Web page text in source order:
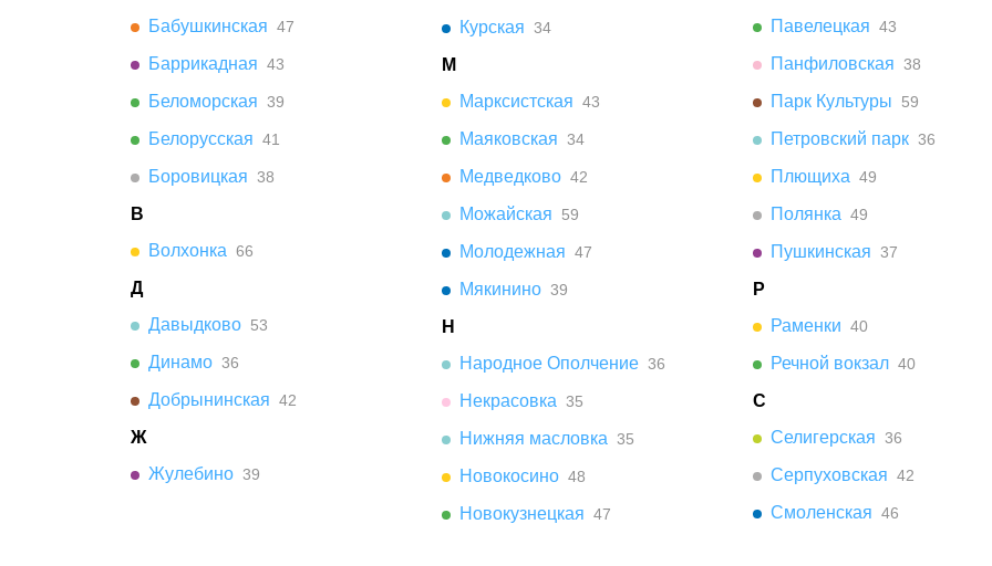
Бабушкинская 47
Баррикадная 43
Беломорская 39
Белорусская 41
Боровицкая 38
В
Волхонка 66
Д
Давыдково 53
Динамо 36
Добрынинская 42
Ж
Жулебино 39
Курская 34
М
Марксистская 43
Маяковская 34
Медведково 42
Можайская 59
Молодежная 47
Мякинино 39
Н
Народное Ополчение 36
Некрасовка 35
Нижняя масловка 35
Новокосино 48
Новокузнецкая 47
Павелецкая 43
Панфиловская 38
Парк Культуры 59
Петровский парк 36
Плющиха 49
Полянка 49
Пушкинская 37
Р
Раменки 40
Речной вокзал 40
С
Селигерская 36
Серпуховская 42
Смоленская 46